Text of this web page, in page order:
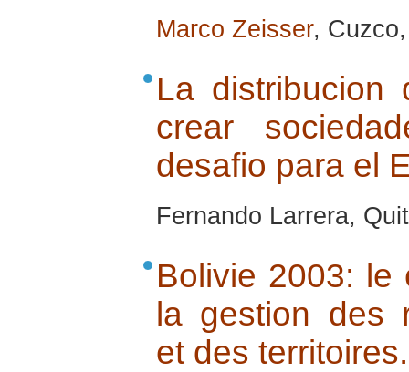
Marco Zeisser,
La distribucion
crear
desafio para el
Fernando Larrera,
Bolivie 2003: le
la gestion des
et des territoires.